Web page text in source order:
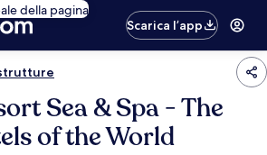
della pagina
Scarica l’app
Sea & Spa - The
of the World